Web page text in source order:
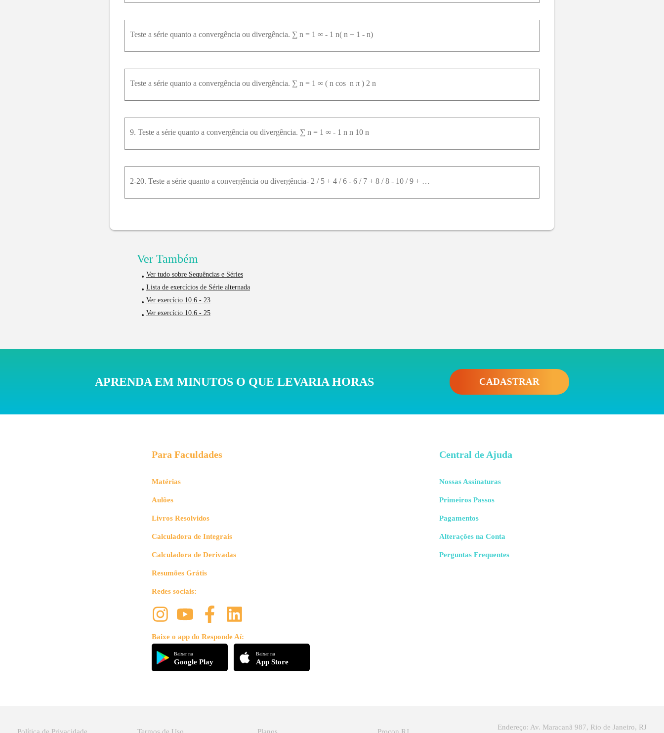
Teste a série quanto a convergência ou divergência. ∑ n = 1 ∞ - 1 n( n + 1 - n)
Teste a série quanto a convergência ou divergência. ∑ n = 1 ∞ ( n cos ⁡ n π ) 2 n
9. Teste a série quanto a convergência ou divergência. ∑ n = 1 ∞ - 1 n n 10 n
2-20. Teste a série quanto a convergência ou divergência- 2 / 5 + 4 / 6 - 6 / 7 + 8 / 8 - 10 / 9 + …
Ver Também
Ver tudo sobre Sequências e Séries
Lista de exercícios de Série alternada
Ver exercício 10.6 - 23
Ver exercício 10.6 - 25
APRENDA EM MINUTOS O QUE LEVARIA HORAS CADASTRAR
Para Faculdades
Matérias
Aulões
Livros Resolvidos
Calculadora de Integrais
Calculadora de Derivadas
Resumões Grátis
Redes sociais:
Baixe o app do Responde Aí:
Baixar na
Google Play
Baixar na
App Store
Central de Ajuda
Nossas Assinaturas
Primeiros Passos
Pagamentos
Alterações na Conta
Perguntas Frequentes
Endereço: Av. Maracanã 987, Rio de Janeiro, RJ